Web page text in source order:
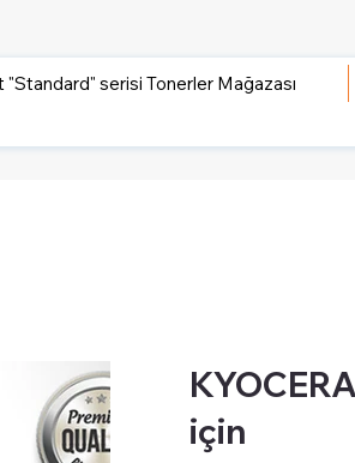
"Standard" serisi Tonerler Mağazası
için